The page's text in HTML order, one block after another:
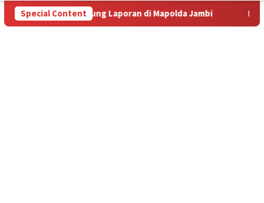
Special Content
Masyarakat Adat Desa Lermatang Menanti